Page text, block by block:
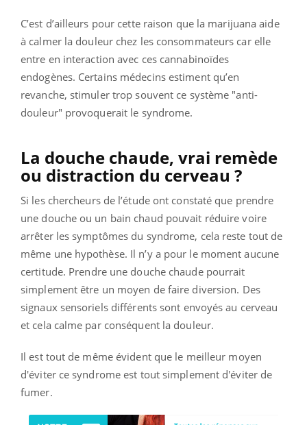
C’est d’ailleurs pour cette raison que la marijuana aide
à calmer la douleur chez les consommateurs car elle
entre en interaction avec ces cannabinoïdes
endogènes. Certains médecins estiment qu’en
revanche, stimuler trop souvent ce système "anti-
douleur" provoquerait le syndrome.
La douche chaude, vrai remède
ou distraction du cerveau ?
Si les chercheurs de l’étude ont constaté que prendre
une douche ou un bain chaud pouvait réduire voire
arrêter les symptômes du syndrome, cela reste tout de
même une hypothèse. Il n’y a pour le moment aucune
certitude. Prendre une douche chaude pourrait
simplement être un moyen de faire diversion. Des
signaux sensoriels différents sont envoyés au cerveau
et cela calme par conséquent la douleur.
Il est tout de même évident que le meilleur moyen
d'éviter ce syndrome est tout simplement d'éviter de
fumer.